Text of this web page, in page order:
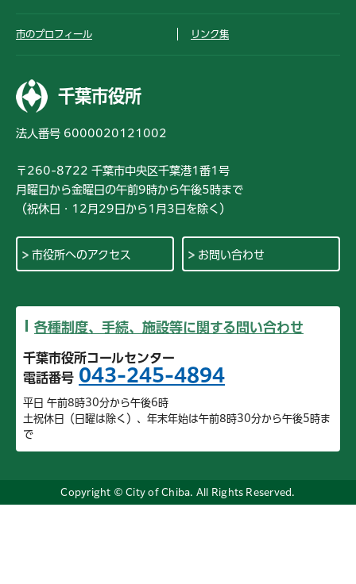
市のプロフィール リンク集
千葉市役所
法人番号 6000020121002
〒260-8722 千葉市中央区千葉港1番1号
月曜日から金曜日の午前9時から午後5時まで
（祝休日・12月29日から1月3日を除く）
市役所へのアクセス お問い合わせ
各種制度、手続、施設等に関する問い合わせ
千葉市役所コールセンター
電話番号 043-245-4894
平日 午前8時30分から午後6時
土祝休日（日曜は除く）、年末年始は午前8時30分から午後5時ま
で
Copyright © City of Chiba. All Rights Reserved.